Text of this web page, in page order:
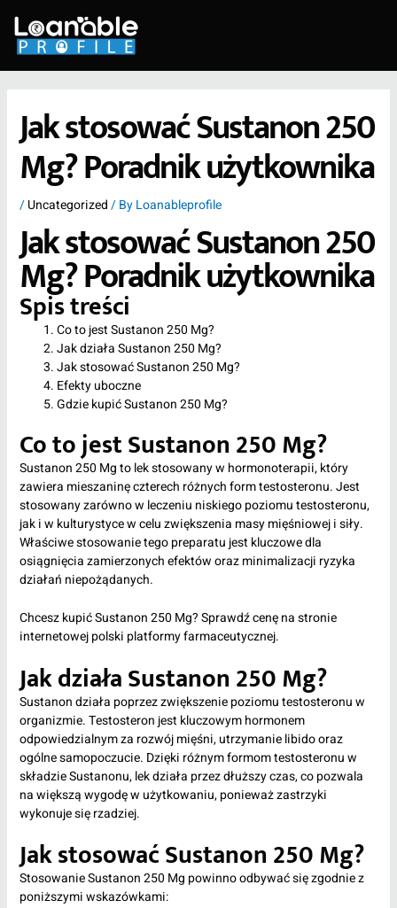
content
Jak stosować Sustanon 250
Mg? Poradnik użytkownika
/Uncategorized/ ByLoanableprofile
Jak stosować Sustanon 250
Mg? Poradnik użytkownika
Spis treści
Co to jest Sustanon 250 Mg?
Jak działa Sustanon 250 Mg?
Jak stosować Sustanon 250 Mg?
Efekty uboczne
Gdzie kupić Sustanon 250 Mg?
Co to jest Sustanon 250 Mg?
Sustanon 250 Mg to lek stosowany w hormonoterapii, który
zawiera mieszaninę czterech różnych form testosteronu. Jest
stosowany zarówno w leczeniu niskiego poziomu testosteronu,
jak i w kulturystyce w celu zwiększenia masy mięśniowej i siły.
Właściwe stosowanie tego preparatu jest kluczowe dla
osiągnięcia zamierzonych efektów oraz minimalizacji ryzyka
działań niepożądanych.
Chcesz kupić Sustanon 250 Mg? Sprawdź cenę na stronie
internetowej polski platformy farmaceutycznej.
Jak działa Sustanon 250 Mg?
Sustanon działa poprzez zwiększenie poziomu testosteronu w
organizmie. Testosteron jest kluczowym hormonem
odpowiedzialnym za rozwój mięśni, utrzymanie libido oraz
ogólne samopoczucie. Dzięki różnym formom testosteronu w
składzie Sustanonu, lek działa przez dłuższy czas, co pozwala
na większą wygodę w użytkowaniu, ponieważ zastrzyki
wykonuje się rzadziej.
Jak stosować Sustanon 250 Mg?
Stosowanie Sustanon 250 Mg powinno odbywać się zgodnie z
poniższymi wskazówkami: